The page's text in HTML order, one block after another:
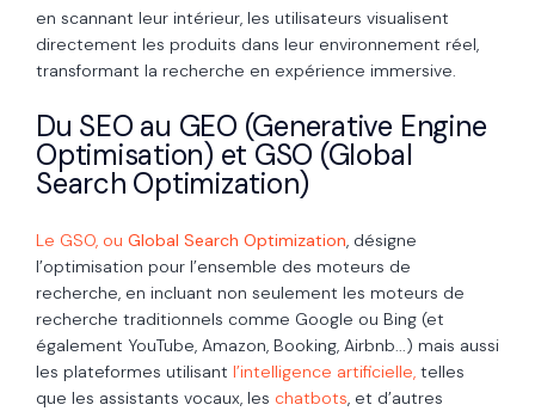
en scannant leur intérieur, les utilisateurs visualisent
directement les produits dans leur environnement réel,
transformant la recherche en expérience immersive.
Du SEO au GEO (Generative Engine
Optimisation) et GSO (Global
Search Optimization)
Le GSO, ou Global Search Optimization, désigne
l’optimisation pour l’ensemble des moteurs de
recherche, en incluant non seulement les moteurs de
recherche traditionnels comme Google ou Bing (et
également YouTube, Amazon, Booking, Airbnb...) mais aussi
les plateformes utilisant l’intelligence artificielle, telles
que les assistants vocaux, les chatbots, et d’autres